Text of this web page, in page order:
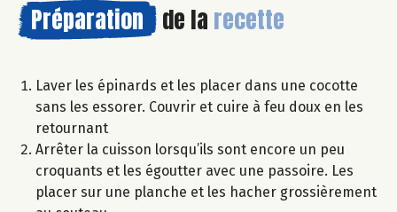
Préparation de la recette
Laver les épinards et les placer dans une cocotte
sans les essorer. Couvrir et cuire à feu doux en les
retournant
Arrêter la cuisson lorsqu’ils sont encore un peu
croquants et les égoutter avec une passoire. Les
placer sur une planche et les hacher grossièrement